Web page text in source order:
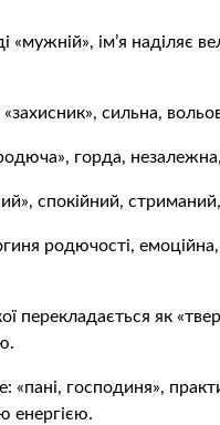
«мужній», ім’я наділяє
сильна,
горда,
спокійний,
родючості,
перекладається як
«пані, господиня»,
енергією.